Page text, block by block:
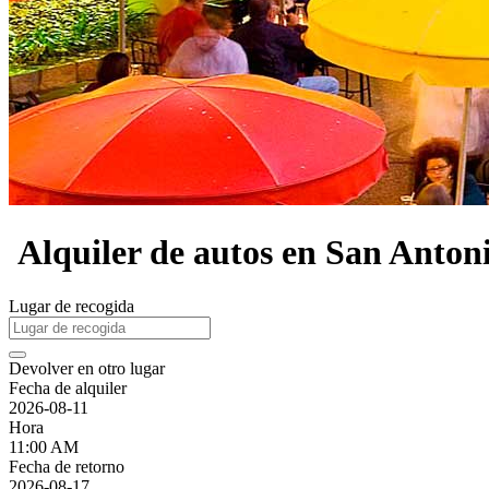
Alquiler de autos en San
Lugar de recogida
Devolver en otro lugar
Fecha de alquiler
2026-08-11
Hora
11:00 AM
Fecha de retorno